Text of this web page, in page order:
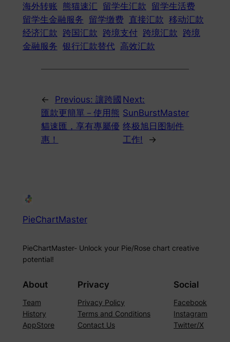
海外转账 熊猫速汇 留学生汇款 留学生活费
留学生金融服务 留学缴费 直接汇款 移动汇款
经济汇款 跨国汇款 跨境支付 跨境汇款 跨境
金融服务 银行汇款替代 高效汇款
← Previous: 讓跨國
匯款更簡單－使用熊
貓速匯，享有專屬優
惠！
Next:
SunBurstMaster
终极旭日图制件
工作!
→
PieChartMaster
PieChartMaster- Unlock your Pie/Rose chart creative
potential!
About
Team
History
AppStore
Privacy
Privacy Policy
Terms and Conditions
Contact Us
Social
Facebook
Instagram
Twitter/X